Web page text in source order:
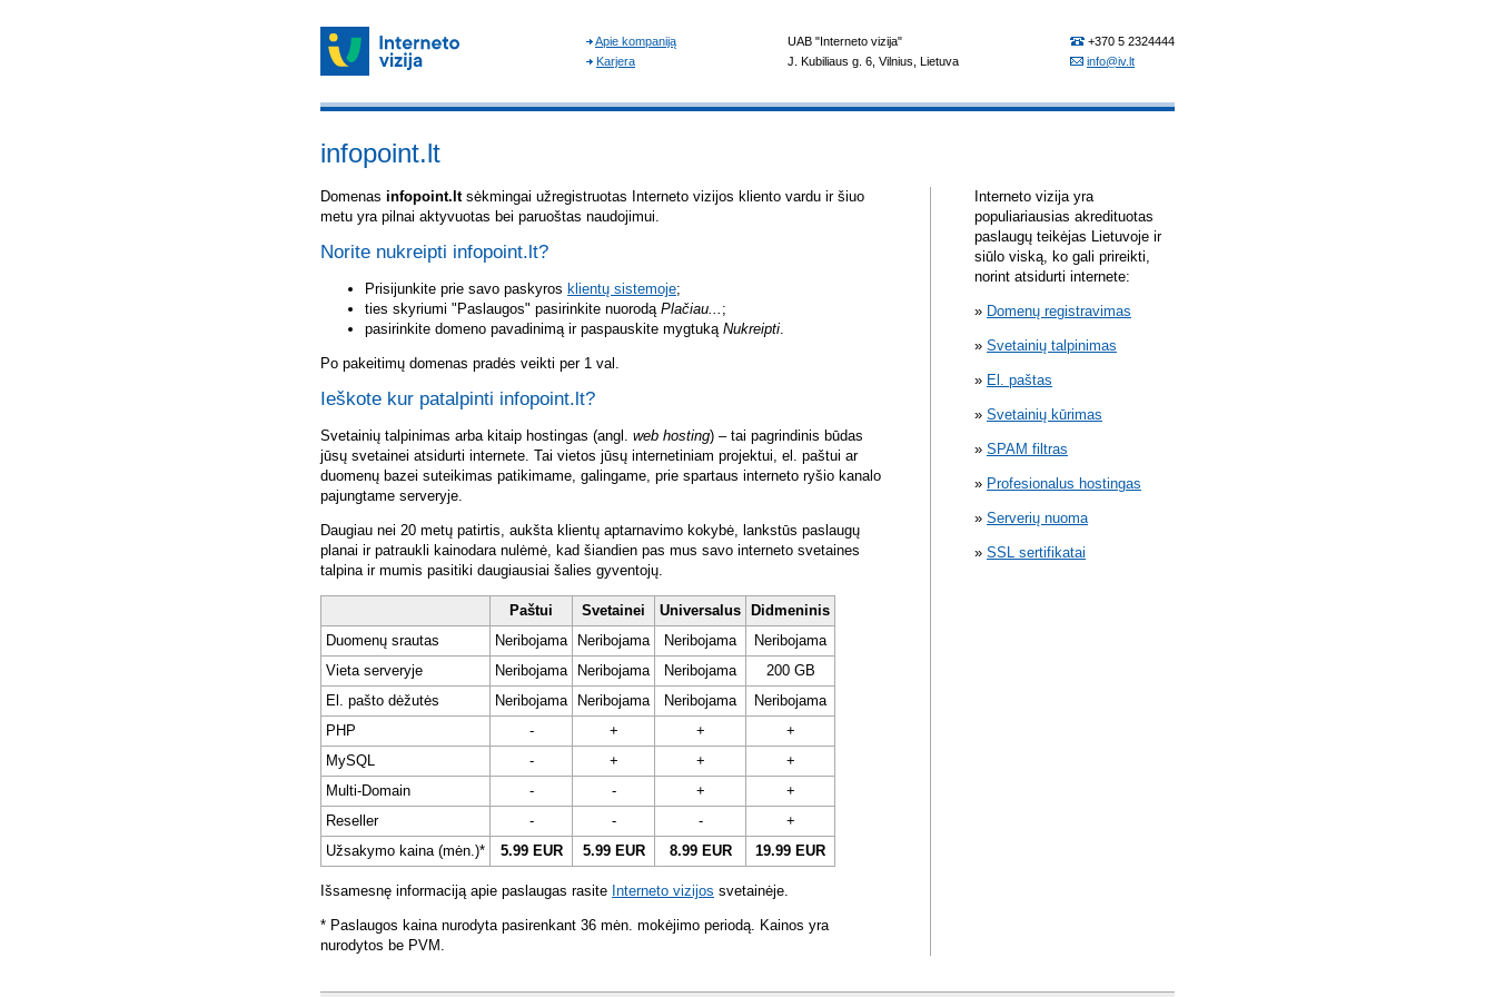
infopoint.lt
Domenas infopoint.ltsėkmingai užregistruotas Interneto vizijos kliento vardu ir šiuo
metu yra pilnai aktyvuotas bei paruoštas naudojimui.
Norite nukreipti infopoint.lt?
Prisijunkite prie savo paskyros klientų sistemoje;
ties skyriumi "Paslaugos" pasirinkite nuorodą Plačiau... ;
pasirinkite domeno pavadinimą ir paspauskite mygtuką Nukreipti.
Po pakeitimų domenas pradės veikti per 1 val.
Ieškote kur patalpinti infopoint.lt?
Svetainių talpinimas arba kitaip hostingas (angl. web hosting) – tai pagrindinis būdas
jūsų svetainei atsidurti internete. Tai vietos jūsų internetiniam projektui, el. paštui ar
duomenų bazei suteikimas patikimame, galingame, prie spartaus interneto ryšio kanalo
pajungtame serveryje.
Daugiau nei 20 metų patirtis, aukšta klientų aptarnavimo kokybė, lankstūs paslaugų
planai ir patraukli kainodara nulėmė, kad šiandien pas mus savo interneto svetaines
talpina ir mumis pasitiki daugiausiai šalies gyventojų.
Paštui Svetainei Universalus
Didmeninis
Duomenų srautas
Neribojama Neribojama Neribojama
Neribojama
Vieta serveryje
Neribojama Neribojama Neribojama
200 GB
El. pašto dėžutės
Neribojama Neribojama Neribojama
Neribojama
PHP
- + +
+
MySQL
- + +
+
Multi-Domain
- - +
+
Reseller
- - -
+
Užsakymo kaina (mėn.)*
5.99 EUR 5.99 EUR 8.99 EUR 19.99 EUR
Išsamesnę informaciją apie paslaugas rasite Interneto vizijos svetainėje.
* Paslaugos kaina nurodyta pasirenkant 36 mėn. mokėjimo periodą. Kainos yra
nurodytos be PVM.
Interneto vizija yra
populiariausias akredituotas
paslaugų teikėjas Lietuvoje ir
siūlo viską, ko gali prireikti,
norint atsidurti internete:
Domenų registravimas
Svetainių talpinimas
El. paštas
Svetainių kūrimas
SPAM filtras
Profesionalus hostingas
Serverių nuoma
SSL sertifikatai